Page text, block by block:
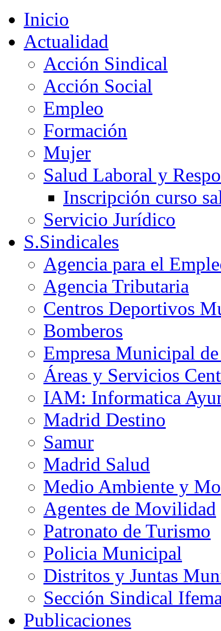
Inicio
Actualidad
Acción Sindical
Acción Social
Empleo
Formación
Mujer
Salud Laboral y
Inscripción curso
Servicio Jurídico
S.Sindicales
Agencia para el
Agencia Tributaria
Centros Deportivos
Bomberos
Empresa Municipal
Áreas y Servicios
IAM: Informatica
Madrid Destino
Samur
Madrid Salud
Medio Ambiente y
Agentes de Movilidad
Patronato de Turismo
Policia Municipal
Distritos y Juntas
Sección Sindical
Publicaciones